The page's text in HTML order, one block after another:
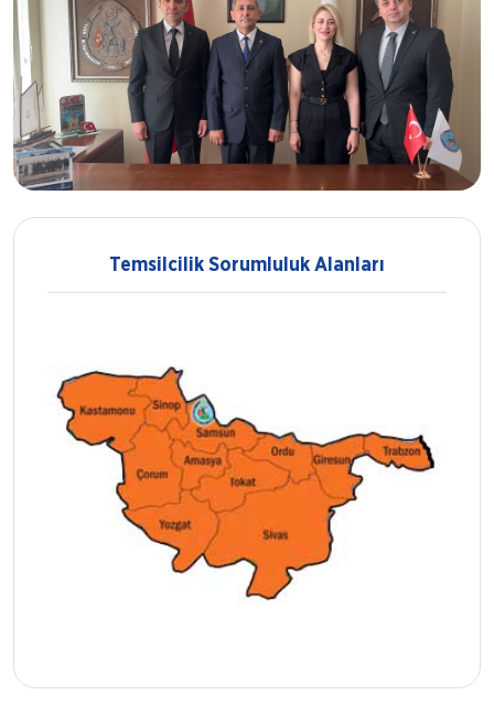
Temsilcilik Sorumluluk Alanları